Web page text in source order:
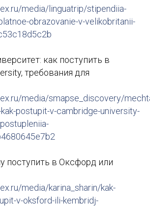
media/linguatrip/stipendiia-
obrazovanie-v-velikobritanii-
как поступить в
требования для
media/smapse_discovery/
postupit-v-cambridge-university-
поступить в Оксфорд или
media/karina_sharin/kak-
v-oksford-ili-kembridj-